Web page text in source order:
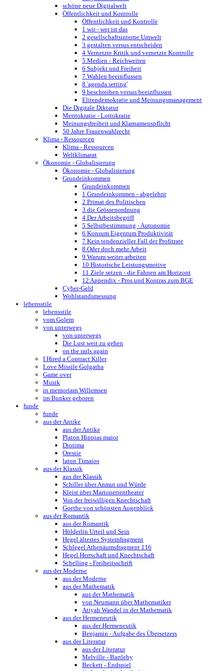
schöne neue Digitalwelt
Öffentlichkeit und Kontrolle
Öffentlichkeit und Kontrolle
1 wir - wer ist das
2 gesellschaftsinterne Umwelt
3 gestalten versus entscheiden
4 Vernetzte Kritik und vernetzte Kontrolle
5 Medien - Reichweiten
6 Subjekt und Freiheit
7 Wahlen beeinflussen
8 'agenda setting'
9 beschreiben versus beeinflussen
Elitendemokratie und Meinungsmanagement
Die Digitale Diktatur
Meritokratie - Lottokratie
Meinungsfreiheit und Klarnamenspflicht
50 Jahre Frauenwahlrecht
Klima - Ressourcen
Klima - Ressourcen
Weltklimarat
Ökonomie - Globalisierung
Ökonomie - Globalisierung
Grundeinkommen
Grundeinkommen
1 Grundeinkommen - abgelehnt
2 Primat des Politischen
3 die Grössenordnung
4 Der Arbeitsbegriff
5 Selbstbestimmung - Autonomie
6 Konsum Eigentum Produktivität
7 Kein tendenzieller Fall der Profitrate
8 Oder doch mehr Arbeit
9 Warum weiter arbeiten
10 Historische Leistungsmotive
11 Ziele setzen - die Fahnen am Horizont
12 Appendix - Pros und Kontras zum BGE
Cyber-Geld
Wohlstandsmessung
lebensstile
lebensstile
vom Golem
von unterwegs
von unterwegs
Die Lust weit zu gehen
on the rails again
I Hired a Contract Killer
Love Missile Golgatha
Game over
Musik
in memoriam Willemsen
im Bunker geboren
funde
funde
aus der Antike
aus der Antike
Platon Hippias maior
Diotima
Orestie
laton Timaios
aus der Klassik
aus der Klassik
Schiller über Anmut und Würde
Kleist über Marionettentheater
Von der freiwilligen Knechtschaft
Goethe von schönsten Augenblick
aus der Romantik
aus der Romantik
Hölderlin Urteil und Sein
Hegel ältestes Systemfragment
Schlegel Athenäumsfragment 116
Hegel Herrschaft und Knechtschaft
Schelling - Freiheitsschrift
aus der Moderne
aus der Moderne
aus der Mathematik
aus der Mathematik
von Neumann über Mathematiker
Atiyah Wandel in der Mathematik
aus der Hermeneutik
aus der Hermeneutik
Benjamin - Aufgabe des Übersetzers
aus der Literatur
aus der Literatur
Melville - Bartleby
Beckett - Endspiel